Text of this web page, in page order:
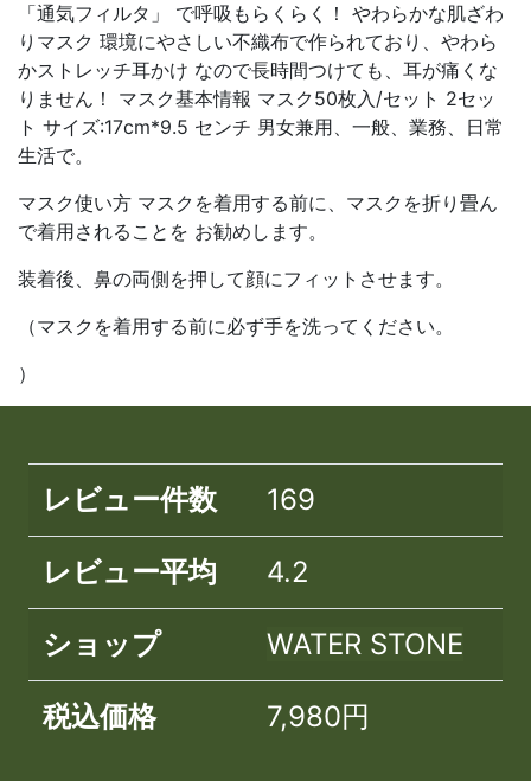
「通気フィルタ」 で呼吸もらくらく！ やわらかな肌ざわ
りマスク 環境にやさしい不織布で作られており、やわら
かストレッチ耳かけ なので長時間つけても、耳が痛くな
りません！ マスク基本情報 マスク50枚入/セット 2セッ
ト サイズ:17cm*9.5 センチ 男女兼用、一般、業務、日常
生活で。
マスク使い方 マスクを着用する前に、マスクを折り畳ん
で着用されることを お勧めします。
装着後、鼻の両側を押して顔にフィットさせます。
（マスクを着用する前に必ず手を洗ってください。
）
レビュー件数 169
レビュー平均 4.2
ショップ WATER STONE
税込価格 7,980円